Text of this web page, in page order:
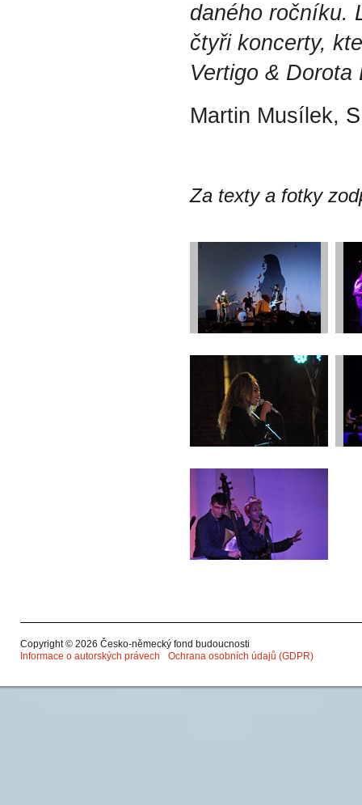
daného ročníku.
čtyři koncerty,
Vertigo &
Martin Musílek,
Za texty a fotky
Copyright © 2026 Česko-německý fond budoucnosti
Informace o autorských právech
Ochrana osobních údajů (GDPR)